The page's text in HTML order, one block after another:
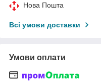
Нова Пошта
Всі умови доставки
Умови оплати